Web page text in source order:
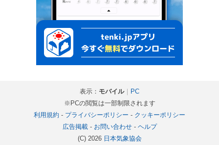
表示： モバイル｜ PC
※PCの閲覧は一部制限されます
利用規約 - プライバシーポリシー - クッキーポリシー
広告掲載- お問い合わせ- ヘルプ
(C) 2026 日本気象協会